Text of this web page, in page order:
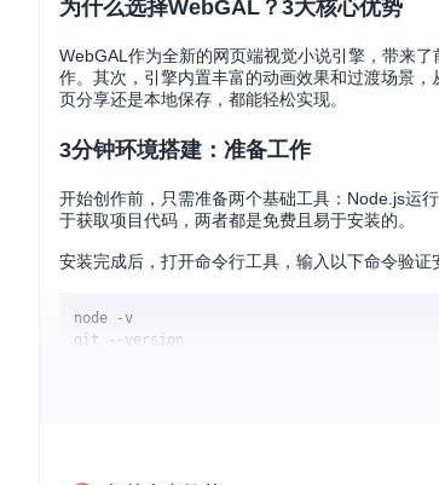
为什么选择WebGAL？3大核心优势
WebGAL作为全新的网页端视觉小说引擎，带来
作。其次，引擎内置丰富的动画效果和过渡场景
页分享还是本地保存，都能轻松实现。
3分钟环境搭建：准备工作
开始创作前，只需准备两个基础工具：Node.js运
于获取项目代码，两者都是免费且易于安装的。
安装完成后，打开命令行工具，输入以下命令验证
node -v